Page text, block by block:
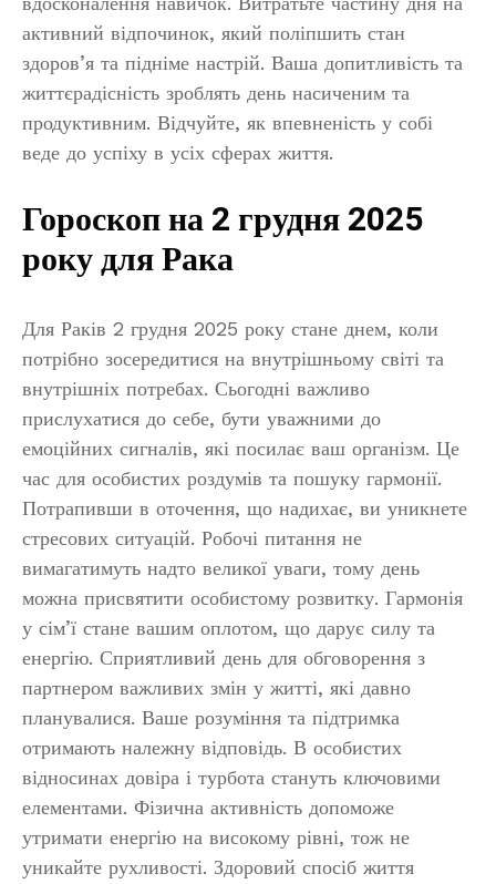
активний відпочинок, який поліпшить стан
здоров’я та підніме настрій. Ваша допитливість та
життєрадісність зроблять день насиченим та
продуктивним. Відчуйте, як впевненість у собі
веде до успіху в усіх сферах життя.
Гороскоп на 2 грудня 2025
року для Рака
Для Раків 2 грудня 2025 року стане днем, коли
потрібно зосередитися на внутрішньому світі та
внутрішніх потребах. Сьогодні важливо
прислухатися до себе, бути уважними до
емоційних сигналів, які посилає ваш організм. Це
час для особистих роздумів та пошуку гармонії.
Потрапивши в оточення, що надихає, ви уникнете
стресових ситуацій. Робочі питання не
вимагатимуть надто великої уваги, тому день
можна присвятити особистому розвитку. Гармонія
у сім’ї стане вашим оплотом, що дарує силу та
енергію. Сприятливий день для обговорення з
партнером важливих змін у житті, які давно
планувалися. Ваше розуміння та підтримка
отримають належну відповідь. В особистих
відносинах довіра і турбота стануть ключовими
елементами. Фізична активність допоможе
утримати енергію на високому рівні, тож не
уникайте рухливості. Здоровий спосіб життя